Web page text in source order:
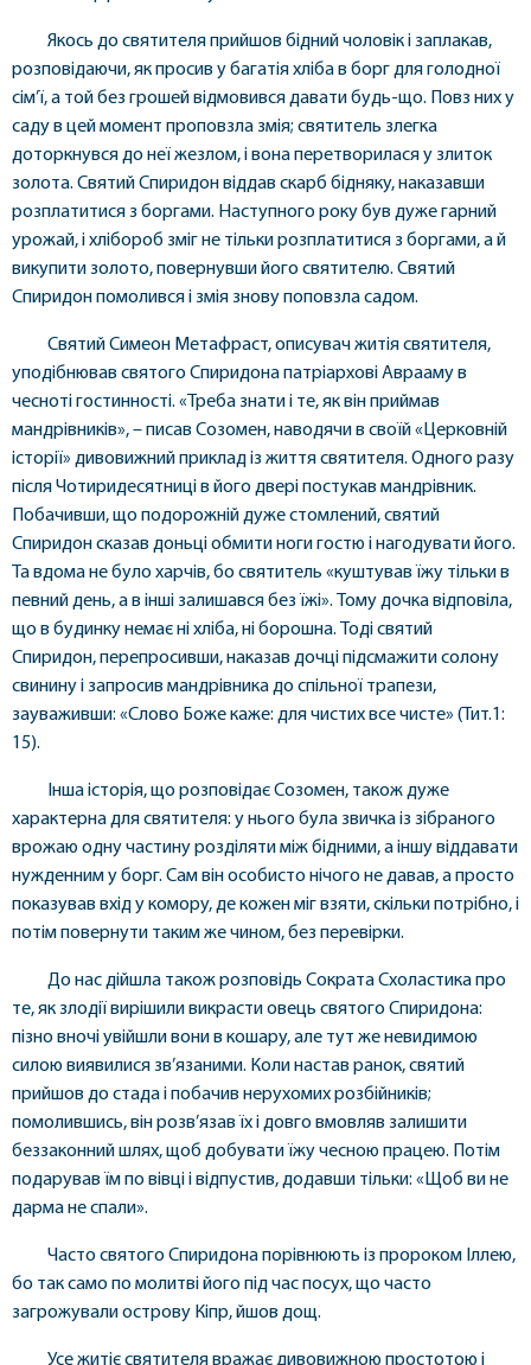
Якось до святителя прийшов бідний чоловік і заплакав,
розповідаючи, як просив у багатія хліба в борг для голодної
сім’ї, а той без грошей відмовився давати будь-що. Повз них у
саду в цей момент проповзла змія; святитель злегка
доторкнувся до неї жезлом, і вона перетворилася у злиток
золота. Святий Спиридон віддав скарб бідняку, наказавши
розплатитися з боргами. Наступного року був дуже гарний
урожай, і хлібороб зміг не тільки розплатитися з боргами, а й
викупити золото, повернувши його святителю. Святий
Спиридон помолився і змія знову поповзла садом.
Святий Симеон Метафраст, описувач житія святителя,
уподібнював святого Спиридона патріархові Аврааму в
чесноті гостинності. «Треба знати і те, як він приймав
мандрівників», – писав Созомен, наводячи в своїй «Церковній
історії» дивовижний приклад із життя святителя. Одного разу
після Чотиридесятниці в його двері постукав мандрівник.
Побачивши, що подорожній дуже стомлений, святий
Спиридон сказав доньці обмити ноги гостю і нагодувати його.
Та вдома не було харчів, бо святитель «куштував їжу тільки в
певний день, а в інші залишався без їжі». Тому дочка відповіла,
що в будинку немає ні хліба, ні борошна. Тоді святий
Спиридон, перепросивши, наказав дочці підсмажити солону
свинину і запросив мандрівника до спільної трапези,
зауваживши: «Слово Боже каже: для чистих все чисте» (Тит.1:
15).
Інша історія, що розповідає Созомен, також дуже
характерна для святителя: у нього була звичка із зібраного
врожаю одну частину розділяти між бідними, а іншу віддавати
нужденним у борг. Сам він особисто нічого не давав, а просто
показував вхід у комору, де кожен міг взяти, скільки потрібно, і
потім повернути таким же чином, без перевірки.
До нас дійшла також розповідь Сократа Схоластика про
те, як злодії вирішили викрасти овець святого Спиридона:
пізно вночі увійшли вони в кошару, але тут же невидимою
силою виявилися зв’язаними. Коли настав ранок, святий
прийшов до стада і побачив нерухомих розбійників;
помолившись, він розв’язав їх і довго вмовляв залишити
беззаконний шлях, щоб добувати їжу чесною працею. Потім
подарував їм по вівці і відпустив, додавши тільки: «Щоб ви не
дарма не спали».
Часто святого Спиридона порівнюють із пророком Іллею,
бо так само по молитві його під час посух, що часто
загрожували острову Кіпр, йшов дощ.
Усе житіє святителя вражає дивовижною простотою і